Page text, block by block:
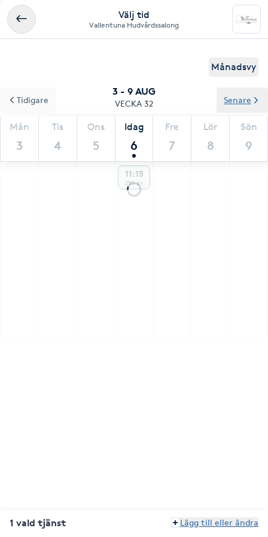
Välj tid
Vallentuna Hudvårdssalong
Månadsvy
3 - 9 AUG
VECKA 32
Mån
3
Tis
4
Ons
5
Idag
6
Fre
7
Lör
8
Sön
9
Tidigare Senare
11:15
295 kr
1 vald tjänst Lägg till eller ändra